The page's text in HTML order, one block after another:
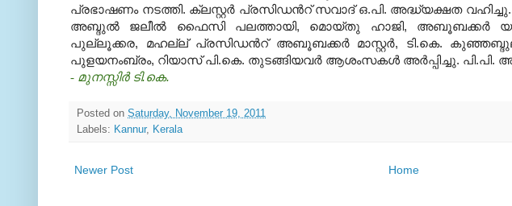
പ്രഭാഷണം നടത്തി. ക്ലസ്റ്റര്‍ പ്രസിഡന്‍റ് സവാദ് ഒ.പി. അദ്ധ്യക്ഷത വഹിച്ചു.
അബ്ദുല്‍ ജലീല്‍ ഫൈസി പലത്തായി, മൊയ്തു ഹാജി, അബൂബക്കര്‍
പുല്ലൂക്കര, മഹല്ല് പ്രസിഡന്‍റ് അബൂബക്കര്‍ മാസ്റ്റര്‍, ടി.കെ.
പുളയനംബ്രം, റിയാസ് പി.കെ. തുടങ്ങിയവര്‍ ആശംസകള്‍ അര്‍പ്പിച്ചു. പി.പി.
- മുനസ്സിര്‍ ടി.കെ.
Posted on Saturday, November 19, 2011
Labels: Kannur, Kerala
Newer Post Home